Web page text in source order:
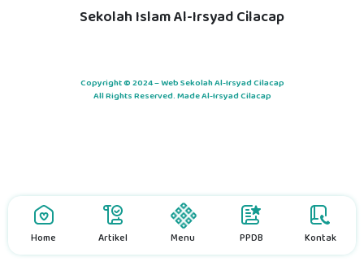
Sekolah Islam Al-Irsyad Cilacap
Copyright © 2024 – Web Sekolah Al-Irsyad Cilacap
All Rights Reserved. Made Al-Irsyad Cilacap
Home Artikel Menu PPDB Kontak